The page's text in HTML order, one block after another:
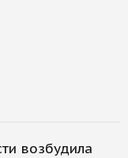
возбудила